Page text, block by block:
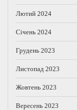
Лютий 2024
Січень 2024
Грудень 2023
Листопад 2023
Жовтень 2023
Вересень 2023